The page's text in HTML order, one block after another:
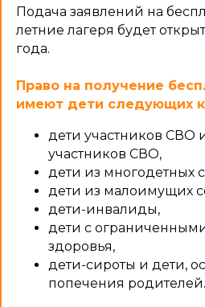
Подача заявлений на
летние лагеря будет
года.
Право на получение
имеют дети следующих
дети участников СВО
участников СВО,
дети из многодетных
дети из малоимущих
дети-инвалиды,
дети с
здоровья,
дети-сироты и дети,
попечения родителей.